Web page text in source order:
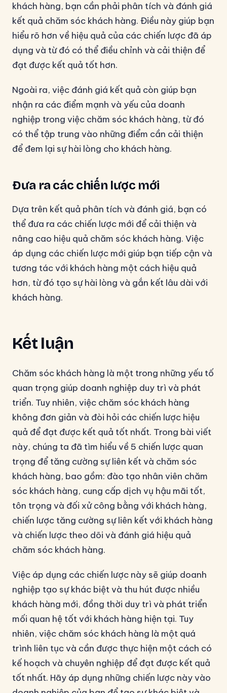
khách hàng, bạn cần phải phân tích và đánh giá
kết quả chăm sóc khách hàng. Điều này giúp bạn
hiểu rõ hơn về hiệu quả của các chiến lược đã áp
dụng và từ đó có thể điều chỉnh và cải thiện để
đạt được kết quả tốt hơn.
Ngoài ra, việc đánh giá kết quả còn giúp bạn
nhận ra các điểm mạnh và yếu của doanh
nghiệp trong việc chăm sóc khách hàng, từ đó
có thể tập trung vào những điểm cần cải thiện
để đem lại sự hài lòng cho khách hàng.
Đưa ra các chiến lược mới
Dựa trên kết quả phân tích và đánh giá, bạn có
thể đưa ra các chiến lược mới để cải thiện và
nâng cao hiệu quả chăm sóc khách hàng. Việc
áp dụng các chiến lược mới giúp bạn tiếp cận và
tương tác với khách hàng một cách hiệu quả
hơn, từ đó tạo sự hài lòng và gắn kết lâu dài với
khách hàng.
Kết luận
Chăm sóc khách hàng là một trong những yếu tố
quan trọng giúp doanh nghiệp duy trì và phát
triển. Tuy nhiên, việc chăm sóc khách hàng
không đơn giản và đòi hỏi các chiến lược hiệu
quả để đạt được kết quả tốt nhất. Trong bài viết
này, chúng ta đã tìm hiểu về 5 chiến lược quan
trọng để tăng cường sự liên kết và chăm sóc
khách hàng, bao gồm: đào tạo nhân viên chăm
sóc khách hàng, cung cấp dịch vụ hậu mãi tốt,
tôn trọng và đối xử công bằng với khách hàng,
chiến lược tăng cường sự liên kết với khách hàng
và chiến lược theo dõi và đánh giá hiệu quả
chăm sóc khách hàng.
Việc áp dụng các chiến lược này sẽ giúp doanh
nghiệp tạo sự khác biệt và thu hút được nhiều
khách hàng mới, đồng thời duy trì và phát triển
mối quan hệ tốt với khách hàng hiện tại. Tuy
nhiên, việc chăm sóc khách hàng là một quá
trình liên tục và cần được thực hiện một cách có
kế hoạch và chuyên nghiệp để đạt được kết quả
tốt nhất. Hãy áp dụng những chiến lược này vào